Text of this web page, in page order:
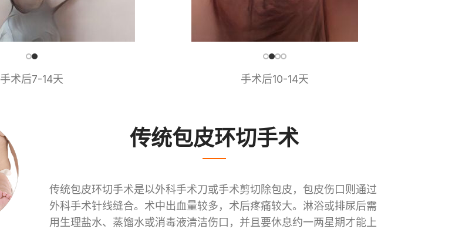
手术后7-14天 手术后10-14天
传统包皮环切手术
传统包皮环切手术是以外科手术刀或手术剪切除包皮，包皮伤口则通过
外科手术针线缝合。术中出血量较多，术后疼痛较大。淋浴或排尿后需
用生理盐水、蒸馏水或消毒液清洁伤口，并且要休息约一两星期才能上